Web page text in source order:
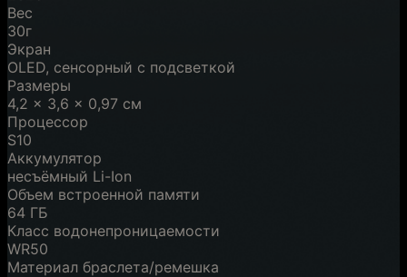
Вес
30г
Экран
OLED, сенсорный с подсветкой
Размеры
4,2 x 3,6 x 0,97 см
Процессор
S10
Аккумулятор
несъёмный Li-Ion
Объем встроенной памяти
64 ГБ
Класс водонепроницаемости
WR50
Материал браслета/ремешка